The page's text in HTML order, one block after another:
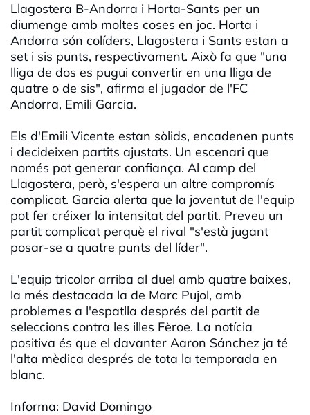
Llagostera B-Andorra i Horta-Sants per un
diumenge amb moltes coses en joc. Horta i
Andorra són colíders, Llagostera i Sants estan a
set i sis punts, respectivament. Això fa que "una
lliga de dos es pugui convertir en una lliga de
quatre o de sis", afirma el jugador de l'FC
Andorra, Emili Garcia.
Els d'Emili Vicente estan sòlids, encadenen punts
i decideixen partits ajustats. Un escenari que
només pot generar confiança. Al camp del
Llagostera, però, s'espera un altre compromís
complicat. Garcia alerta que la joventut de l'equip
pot fer créixer la intensitat del partit. Preveu un
partit complicat perquè el rival "s'està jugant
posar-se a quatre punts del líder".
L'equip tricolor arriba al duel amb quatre baixes,
la més destacada la de Marc Pujol, amb
problemes a l'espatlla després del partit de
seleccions contra les illes Fèroe. La notícia
positiva és que el davanter Aaron Sánchez ja té
l'alta mèdica després de tota la temporada en
blanc.
Informa: David Domingo